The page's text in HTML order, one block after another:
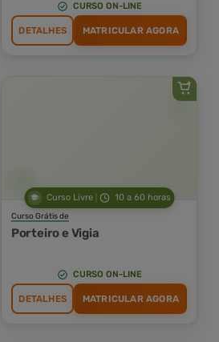
CURSO ON-LINE
DETALHES MATRICULAR AGORA
Curso Livre 10 a 60 horas
Curso Grátis de
Porteiro e Vigia
CURSO ON-LINE
DETALHES MATRICULAR AGORA